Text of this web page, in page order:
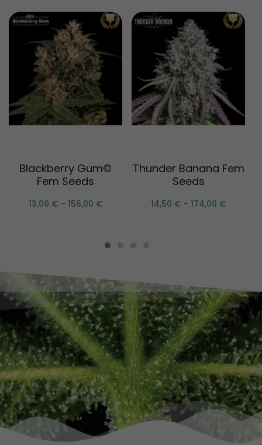
Blackberry Gum©
Fem Seeds
13,00 € - 156,00 €
Thunder Banana Fem
Seeds
14,50 € - 174,00 €